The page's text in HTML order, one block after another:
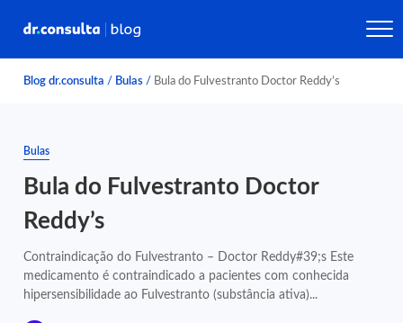
Blog dr.consulta / Bulas / Bula do Fulvestranto Doctor Reddy’s
Bulas
Bula do Fulvestranto Doctor
Reddy’s
Contraindicação do Fulvestranto – Doctor Reddy#39;s Este
medicamento é contraindicado a pacientes com conhecida
hipersensibilidade ao Fulvestranto (substância ativa)...